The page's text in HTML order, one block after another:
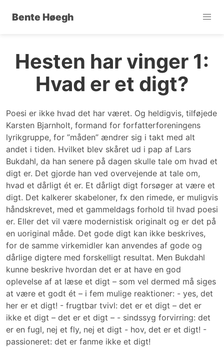
Bente Høegh
Hesten har vinger 1:
Hvad er et digt?
Poesi er ikke hvad det har været. Og heldigvis, tilføjede
Karsten Bjarnholt, formand for forfatterforeningens
lyrikgruppe, for ”måden” ændrer sig i takt med alt
andet i tiden. Hvilket blev skåret ud i pap af Lars
Bukdahl, da han senere på dagen skulle tale om hvad et
digt er. Det gjorde han ved overvejende at tale om,
hvad et dårligt ét er. Et dårligt digt forsøger at være et
digt. Det kalkerer skabeloner, fx den rimede, er muligvis
håndskrevet, med et gammeldags forhold til hvad poesi
er. Eller det vil være modernistisk originalt og er det på
en uoriginal måde. Det gode digt kan ikke beskrives,
for de samme virkemidler kan anvendes af gode og
dårlige digtere med forskelligt resultat. Men Bukdahl
kunne beskrive hvordan det er at have en god
oplevelse af at læse et digt – som vel dermed må siges
at være et godt ét – i fem mulige reaktioner: - yes, det
her er et digt! - frugtbar tvivl: det er et digt – det er
ikke et digt – det er et digt – - sindssyg forvirring: det
er en fugl, nej et fly, nej et digt - hov, det er et digt! -
passioneret: det er fanme ikke et digt!